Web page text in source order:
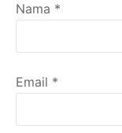
Nama *
Email *